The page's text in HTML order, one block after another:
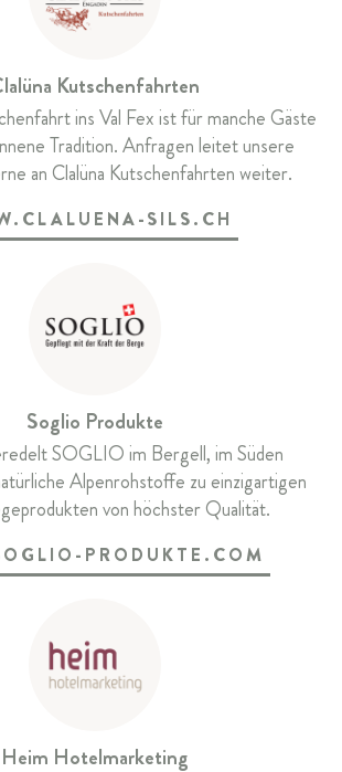
Kutschenfahrten
ins Val Fex ist für manche Gäste
Tradition. Anfragen leitet unsere
an Clalüna Kutschenfahrten weiter.
SILS.CH
Soglio Produkte
SOGLIO im Bergell, im Süden
Alpenrohstoffe zu einzigartigen
von höchster Qualität.
PRODUKTE.COM
Heim Hotelmarketing